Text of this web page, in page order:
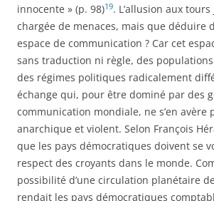
innocente » (p. 98)19. L’allusion aux
chargée de menaces, mais que déduire
espace de communication ? Car cet
sans traduction ni règle, des
des régimes politiques radicalement
échange qui, pour être dominé par des
communication mondiale, ne s’en avère
anarchique et violent. Selon François
que les pays démocratiques doivent se
respect des croyants dans le monde.
possibilité d’une circulation planétaire
rendait les pays démocratiques